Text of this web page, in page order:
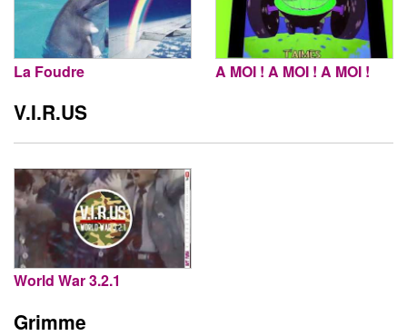
La Foudre A MOI ! A MOI ! A MOI !
V.I.R.US
World War 3.2.1
Grimme